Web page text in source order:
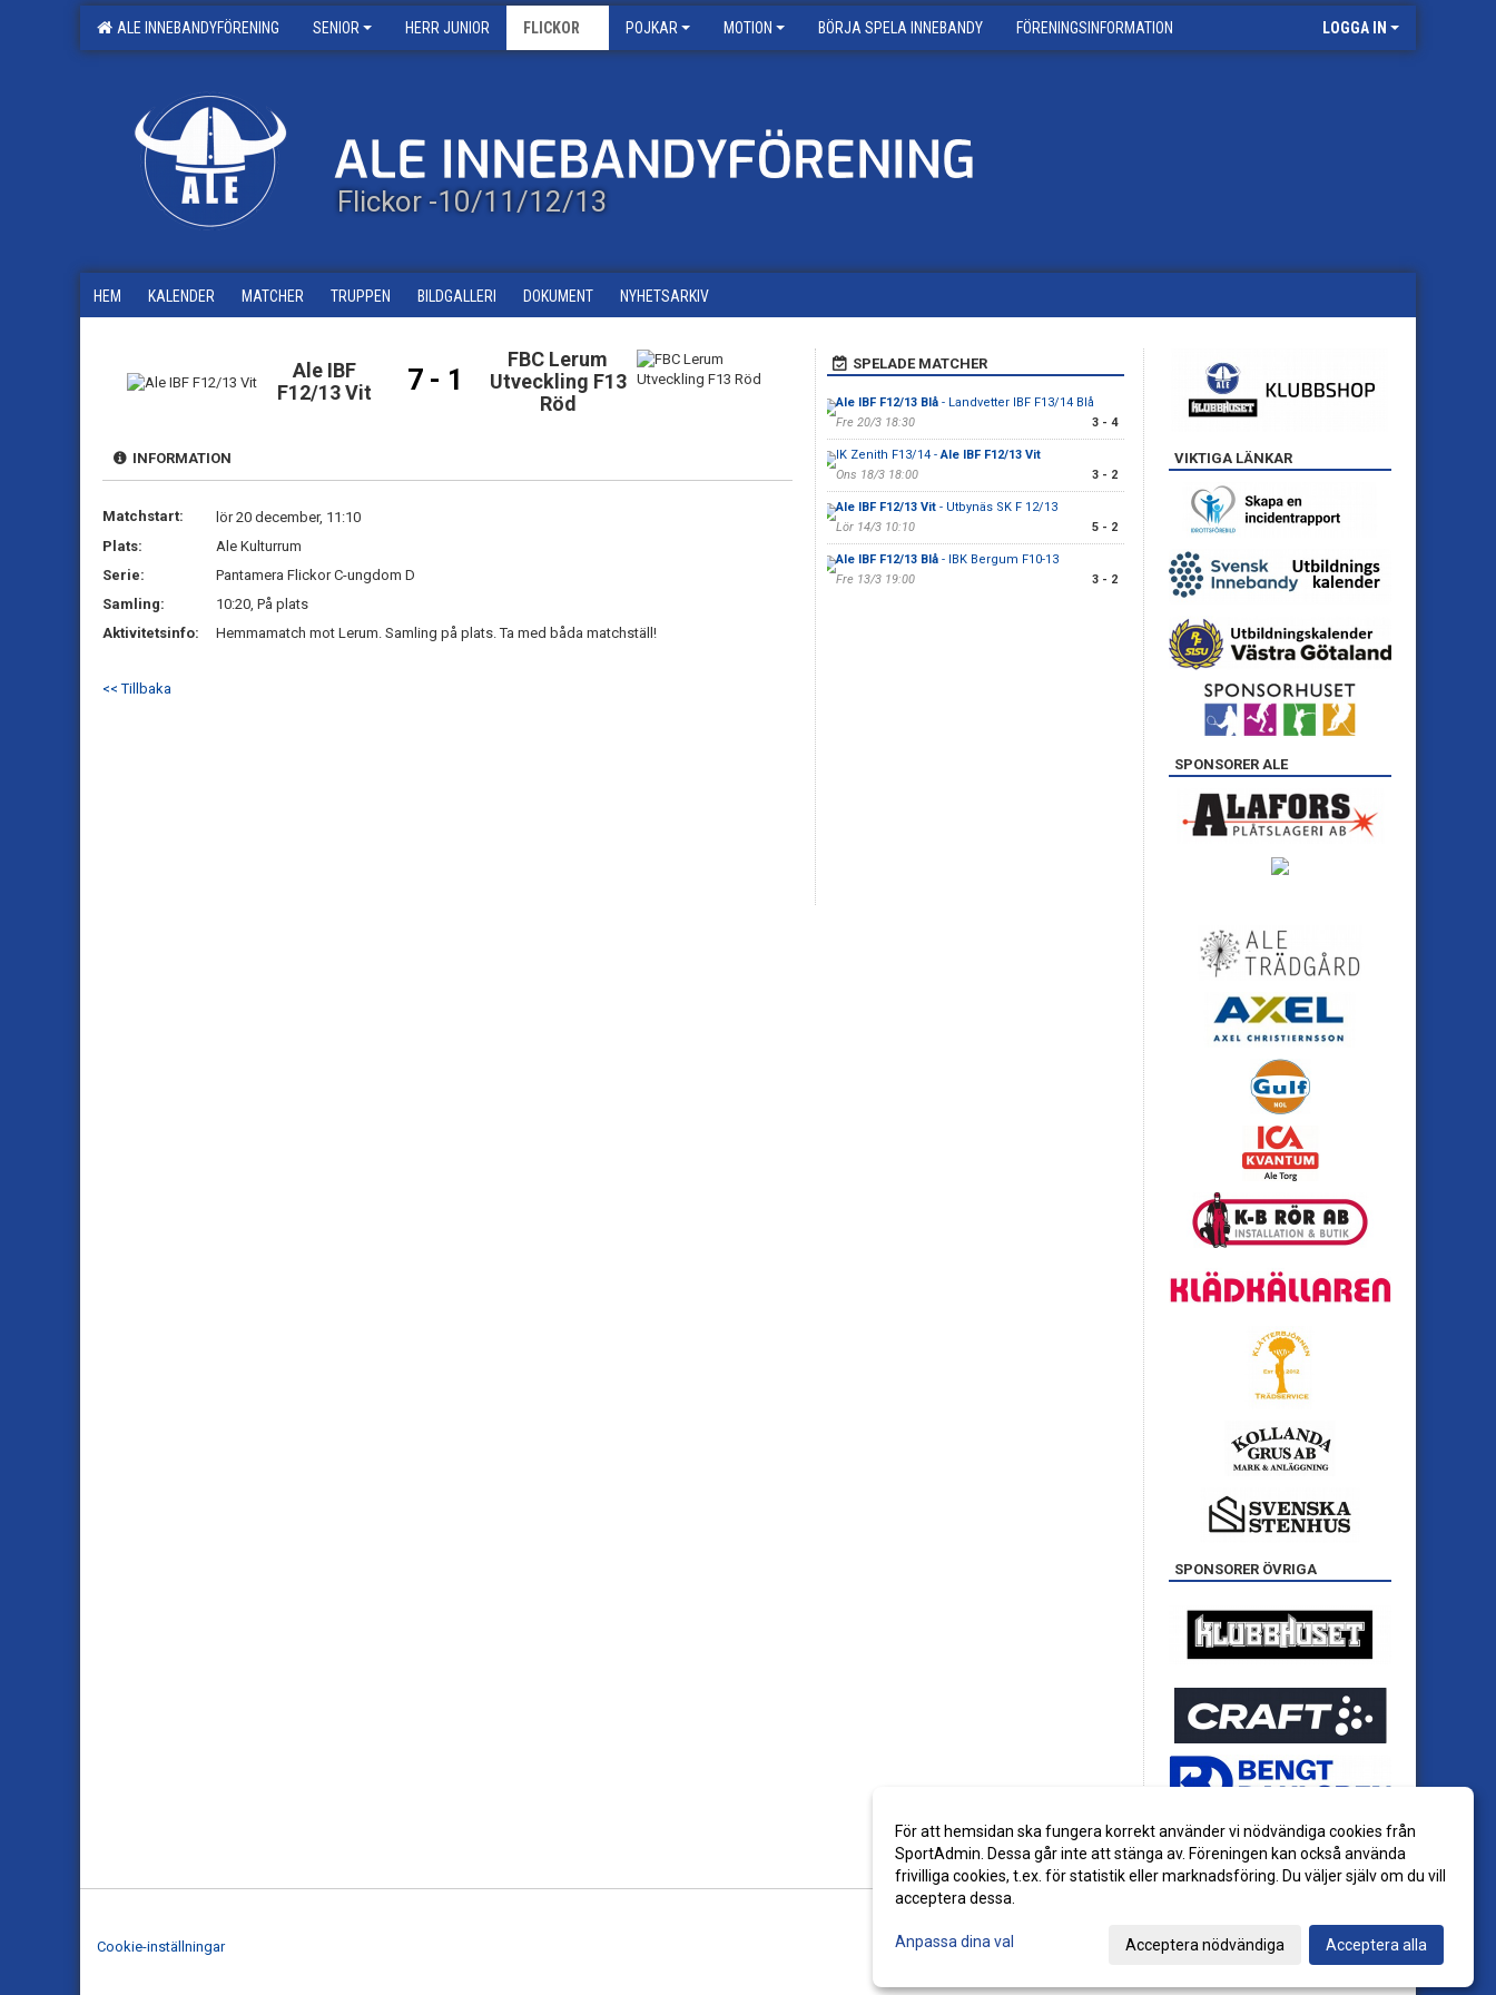
ALE INNEBANDYFÖRENING SENIOR HERR JUNIOR FLICKOR POJKAR MOTION BÖRJA SPELA INNEBANDY FÖRENINGSINFORMATION LOGGA IN
Flickor -10/11/12/13
HEM KALENDER MATCHER TRUPPEN BILDGALLERI DOKUMENT NYHETSARKIV
Ale IBF
F12/13 Vit
7 - 1
FBC Lerum
Utveckling F13
Röd
INFORMATION
Matchstart:
lör 20 december, 11:10
Plats:
Ale Kulturrum
Serie:
Pantamera Flickor C-ungdom D
Samling:
10:20, På plats
Aktivitetsinfo:
Hemmamatch mot Lerum. Samling på plats. Ta med båda matchställ!
<< Tillbaka
SPELADE MATCHER
Ale IBF F12/13 Blå- Landvetter IBF F13/14 Blå
Fre 20/3 18:30
3 - 4
IK Zenith F13/14 -Ale IBF F12/13 Vit
Ons 18/3 18:00
3 - 2
Ale IBF F12/13 Vit- Utbynäs SK F 12/13
Lör 14/3 10:10
5 - 2
Ale IBF F12/13 Blå- IBK Bergum F10-13
Fre 13/3 19:00
3 - 2
VIKTIGA LÄNKAR
SPONSORER ALE
SPONSORER ÖVRIGA
Cookie-inställningar
För att hemsidan ska fungera korrekt använder vi nödvändiga cookies från
SportAdmin. Dessa går inte att stänga av. Föreningen kan också använda
frivilliga cookies, t.ex. för statistik eller marknadsföring. Du väljer själv om du vill
acceptera dessa.
Anpassa dina val Acceptera nödvändiga Acceptera alla